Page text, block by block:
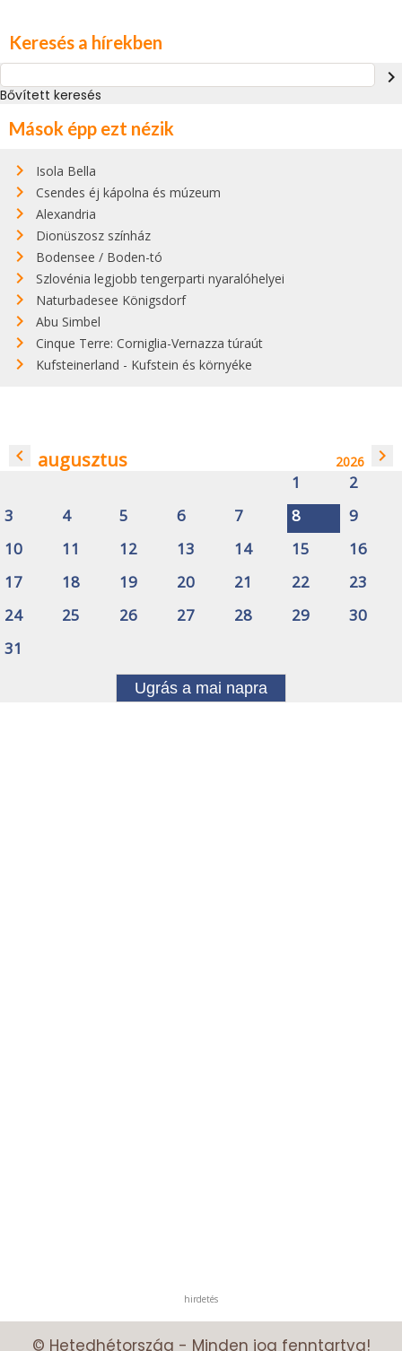
Keresés a hírekben
navigate_next
Bővített keresés
Mások épp ezt nézik
Isola Bella
Csendes éj kápolna és múzeum
Alexandria
Dionüszosz színház
Bodensee / Boden-tó
Szlovénia legjobb tengerparti nyaralóhelyei
Naturbadesee Königsdorf
Abu Simbel
Cinque Terre: Corniglia-Vernazza túraút
Kufsteinerland - Kufstein és környéke
navigate_before augusztus 2026 navigate_next
1
2
3
4 5 6 7 8
9
10
11 12 13 14 15
16
17
18 19 20 21 22
23
24
25 26 27 28 29
30
31
Ugrás a mai napra
hirdetés
© Hetedhétország - Minden jog fenntartva!